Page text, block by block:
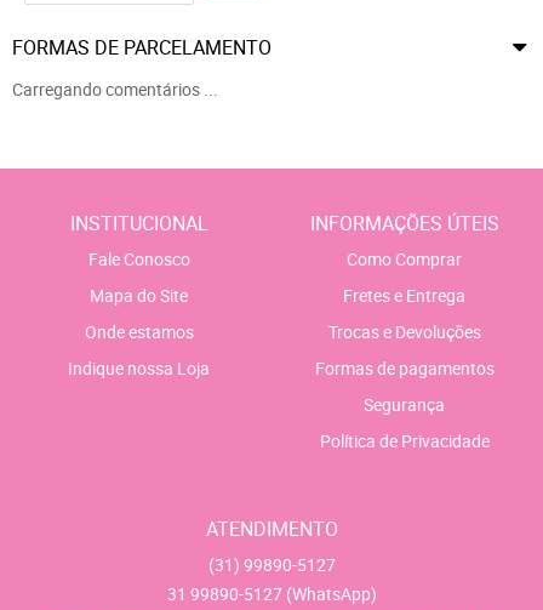
FORMAS DE PARCELAMENTO
Carregando comentários ...
INSTITUCIONAL
Fale Conosco
Mapa do Site
Onde estamos
Indique nossa Loja
INFORMAÇÕES ÚTEIS
Como Comprar
Fretes e Entrega
Trocas e Devoluções
Formas de pagamentos
Segurança
Política de Privacidade
ATENDIMENTO
(31) 99890-5127
31 99890-5127 (WhatsApp)